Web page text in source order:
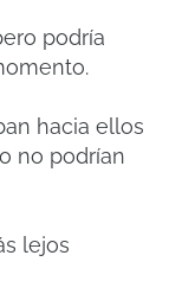
podría
hacia ellos
no podrían
lejos